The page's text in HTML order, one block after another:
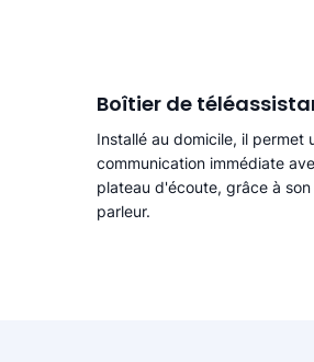
Boîtier de
Installé au domicile, il permet
communication immédiate
plateau d'écoute, grâce à
parleur.